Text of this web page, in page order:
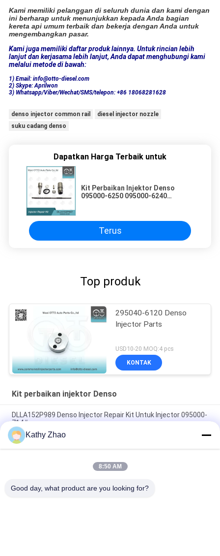
Kami memiliki pelanggan di seluruh dunia dan kami dengan
ini berharap untuk menunjukkan kepada Anda bagian
kereta api umum terbaik dan bekerja dengan Anda untuk
mengembangkan pasar.
Kami juga memiliki daftar produk lainnya. Untuk rincian lebih
lanjut dan kerjasama lebih lanjut, Anda dapat menghubungi kami
melalui metode di bawah:
1) Email: info@otto-diesel.com
2) Skype: Aprilwon
3) Whatsapp/Viber/Wechat/SMS/telepon: +86 18068281628
denso injector common rail
diesel injector nozzle
suku cadang denso
Dapatkan Harga Terbaik untuk
Kit Perbaikan Injektor Denso
095000-6250 095000-6240
NISSAN NAVARRA 2.5L EURO 4
Terus
Top produk
295040-6120 Denso
Injector Parts
USD10-20 MOQ:4 pcs
KONTAK
Kit perbaikan injektor Denso
DLLA152P989 Denso Injector Repair Kit Untuk Injector 095000-
714#
Kit Perbaikan Denso Injector Untuk Injector 095000-5050
Nozzle DLLA133P814
Kit Perbaikan Injektor Denso Untuk Injektor 095000-555# /
Kathy Zhao
8:50 AM
Good day, what product are you looking for?